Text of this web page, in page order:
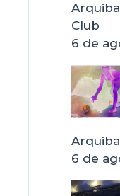
Club
6 de
6 de